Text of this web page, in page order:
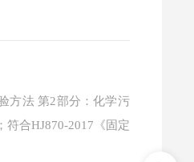
方法 第2部分：化学污
合HJ870-2017《固定